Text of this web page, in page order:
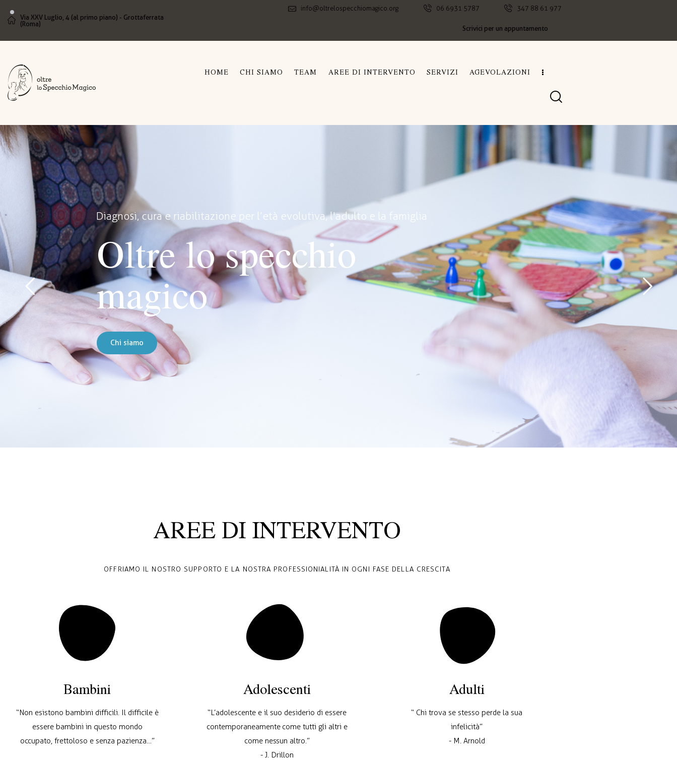
Via XXV Luglio, 4 (al primo piano) - Grottaferrata
(Roma)
info@oltrelospecchiomagico.org 06 6931 5787 347 88 61 977
Scrivici per un appuntamento
HOME CHI SIAMO TEAM AREE DI INTERVENTO SERVIZI AGEVOLAZIONI
Diagnosi, cura e riabilitazione per l’età evolutiva, l'adulto e la famiglia
Oltre lo specchio
magico
Chi siamo
AREE DI INTERVENTO
OFFRIAMO IL NOSTRO SUPPORTO E LA NOSTRA PROFESSIONIALITÀ IN OGNI FASE DELLA CRESCITA
Bambini
“Non esistono bambini difficili. Il difficile è
essere bambini in questo mondo
occupato, frettoloso e senza pazienza…”
Adolescenti
“L’adolescente e il suo desiderio di essere
contemporaneamente come tutti gli altri e
come nessun altro.”
- J. Drillon
Adulti
“ Chi trova se stesso perde la sua
infelicità”
- M. Arnold